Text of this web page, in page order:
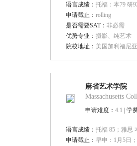
语言成绩：托福：本79 研
申请截止：rolling
是否需要SAT：非必需
优势专业：摄影、纯艺术
院校地址： 美国加利福尼
麻省艺术学院
Massachusetts
申请难度：4.1 | 学
语言成绩：托福 85；雅思
申请截止：早申：1月5日